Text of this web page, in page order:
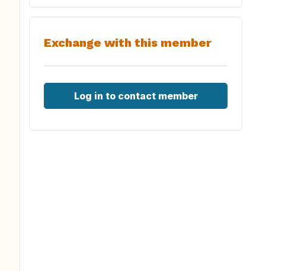
Exchange with this member
Log in to contact member